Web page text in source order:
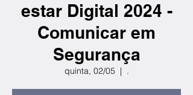
estar Digital 2024 -
Comunicar em
Segurança
quinta, 02/05
  |
.